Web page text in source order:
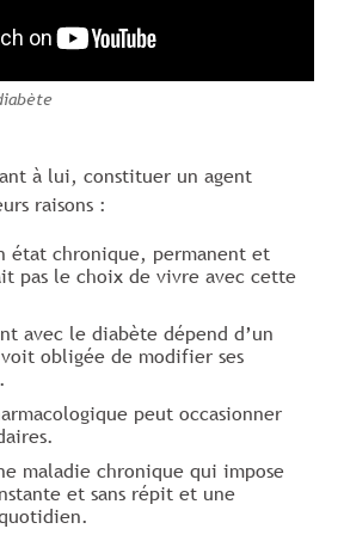
à lui, constituer un agent
raisons :
état chronique, permanent et
pas le choix de vivre avec cette
avec le diabète dépend d’un
obligée de modifier ses
peut occasionner
maladie chronique qui impose
et sans répit et une